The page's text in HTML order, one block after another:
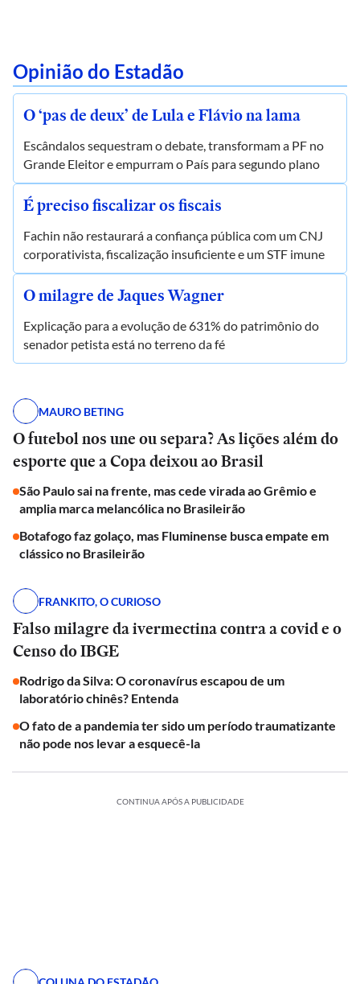
Opinião do Estadão
O ‘pas de deux’ de Lula e Flávio na lama
Escândalos sequestram o debate, transformam a PF no
Grande Eleitor e empurram o País para segundo plano
É preciso fiscalizar os fiscais
Fachin não restaurará a confiança pública com um CNJ
corporativista, fiscalização insuficiente e um STF imune
O milagre de Jaques Wagner
Explicação para a evolução de 631% do patrimônio do
senador petista está no terreno da fé
MAURO BETING
O futebol nos une ou separa? As lições além do
esporte que a Copa deixou ao Brasil
São Paulo sai na frente, mas cede virada ao Grêmio e
amplia marca melancólica no Brasileirão
Botafogo faz golaço, mas Fluminense busca empate em
clássico no Brasileirão
FRANKITO, O CURIOSO
Falso milagre da ivermectina contra a covid e o
Censo do IBGE
Rodrigo da Silva: O coronavírus escapou de um
laboratório chinês? Entenda
O fato de a pandemia ter sido um período traumatizante
não pode nos levar a esquecê-la
CONTINUA APÓS A PUBLICIDADE